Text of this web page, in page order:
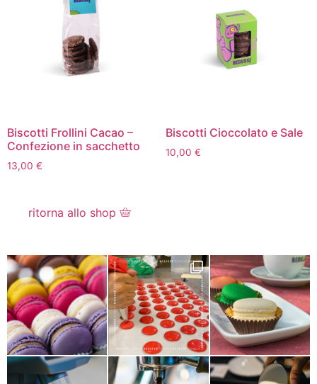
Biscotti Frollini Cacao –
Confezione in sacchetto
13,00 €
Biscotti Cioccolato e Sale
10,00 €
ritorna allo shop